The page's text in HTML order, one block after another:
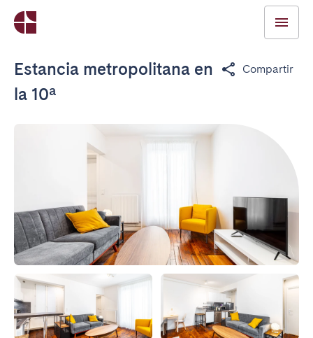
Estancia metropolitana en
la 10ª
Compartir